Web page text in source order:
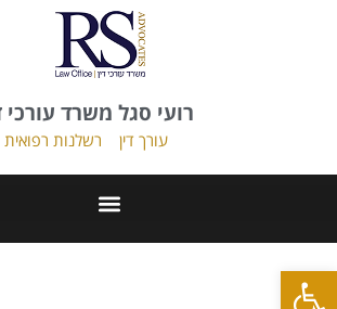
פתח סרגל נגישות
רועי סגל משרד עורכי
עורך דין רשלנות רפואית